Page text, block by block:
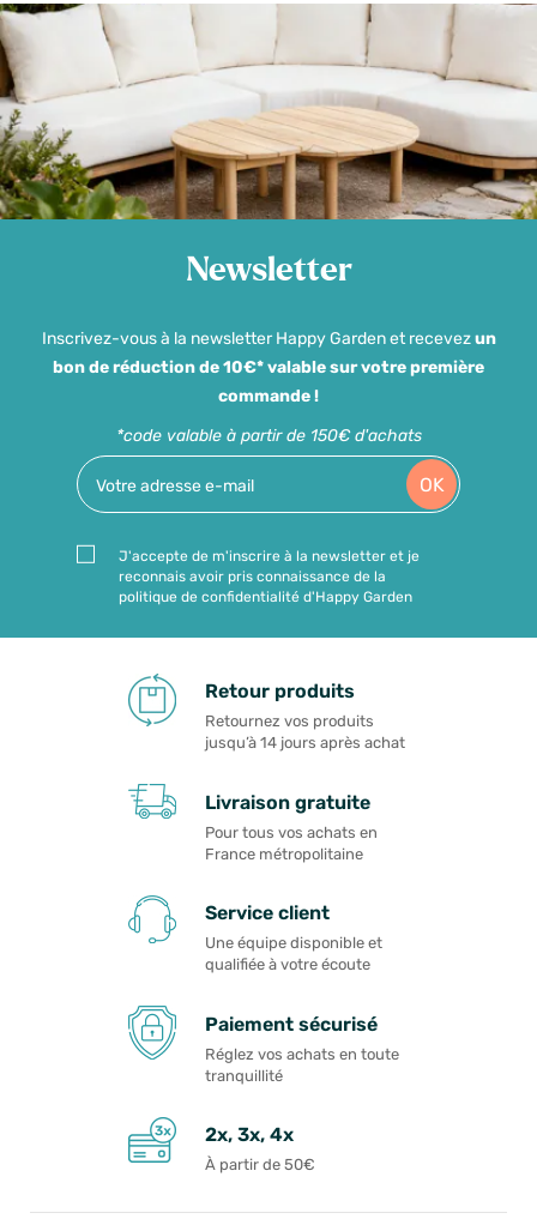
Newsletter
Inscrivez-vous à la newsletter Happy Garden et recevezun
bon de réduction de 10€* valable sur votre première
commande !
*code valable à partir de 150€ d'achats
OK
J'accepte de m'inscrire à la newsletter et je
reconnais avoir pris connaissance de la
politique de confidentialité d'Happy Garden
Retour produits
Retournez vos produits
jusqu’à 14 jours après achat
Livraison gratuite
Pour tous vos achats en
France métropolitaine
Service client
Une équipe disponible et
qualifiée à votre écoute
Paiement sécurisé
Réglez vos achats en toute
tranquillité
2x, 3x, 4x
À partir de 50€